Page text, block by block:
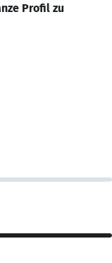
Profil zu